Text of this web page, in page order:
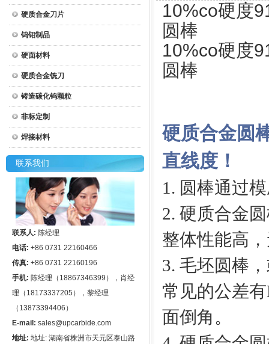
硬质合金刀片
钨钼制品
硬面材料
硬质合金铣刀
铸造碳化钨颗粒
非标定制
焊接材料
联系我们
联系人: 陈经理
电话: +86 0731 22160466
传真: +86 0731 22160196
手机: 陈经理（18867346399），肖经
理（18173337205），黎经理
（13873394406）
E-mail: sales@upcarbide.com
地址: 地址: 湖南省株洲市天元区泰山路
10%co硬度
圆棒
10%co硬度
圆棒
硬质合金圆
直线度！
1 . 圆棒通过
2. 硬质合金
整体性能高
3. 毛坯圆棒
常见的公差
面倒角。